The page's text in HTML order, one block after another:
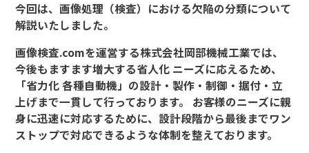
今回は、画像処理（検査）における欠陥の分類について
解説いたしました。
画像検査.comを運営する株式会社岡部機械工業では、
今後もますます増大する省人化 ニーズに応えるため、
「省力化 各種自動機」の設計・製作・制御・据付・立
上げまで一貫して行っております。 お客様のニーズに親
身に迅速に対応するために、設計段階から最後までワン
ストップで対応できるような体制を整えております。